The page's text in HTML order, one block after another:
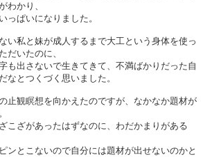
わかり、
っぱいになりました。
い私と妹が成人するまで大工という身体を使っ
だいたのに、
も出さないで生きてきて、不満ばかりだった自
なとつくづく思いました。
止観瞑想を向かえたのですが、なかなか題材が
こざがあったはずなのに、わだかまりがある
ンとこないので自分には題材が出せないのかと